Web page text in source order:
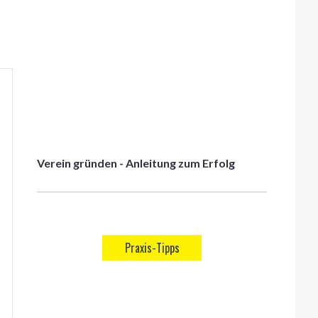
Verein gründen - Anleitung zum Erfolg
Praxis-Tipps